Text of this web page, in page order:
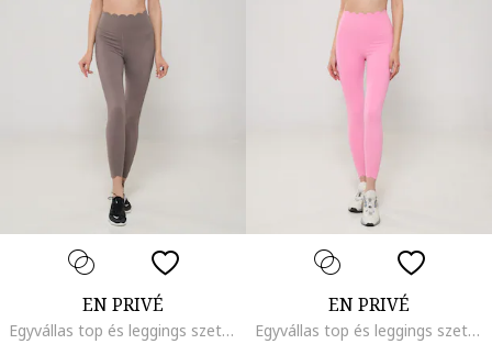
EN PRIVÉ
Egyvállas top és leggings szett, Tópbarna
EN PRIVÉ
Egyvállas top és leggings szett, Pasztellrózsaszín